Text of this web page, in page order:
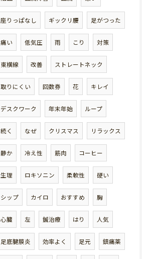
座りっぱなし ギックリ腰 足がつった
痛い 低気圧 雨 こり 対策
東横線 改善 ストレートネック
取りにくい 回数券 花 キレイ
デスクワーク 年末年始 ループ
続く なぜ クリスマス リラックス
静か 冷え性 筋肉 コーヒー
生理 ロキソニン 柔軟性 硬い
シップ カイロ おすすめ 胸
心臓 左 鍼治療 はり 人気
足底腱膜炎 効率よく 足元 鎮痛薬